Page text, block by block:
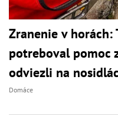
Zranenie v horách:
potreboval pomoc
odviezli na
Domáce